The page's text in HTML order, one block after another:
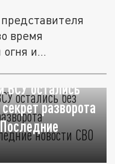
время
и
ВСУ остались
разворота